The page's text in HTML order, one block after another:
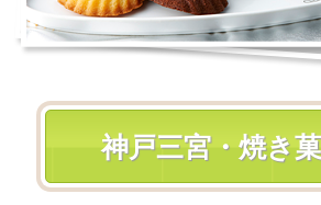
神戸三宮・焼き